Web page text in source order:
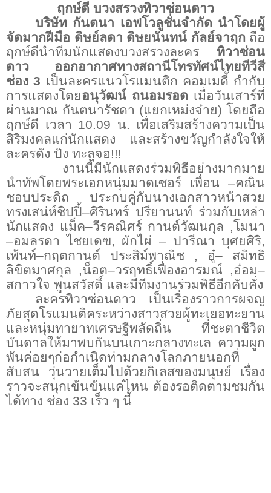
ฤกษ์ดี บวงสรวงทิวาซ่อนดาว
บริษัท กันตนา เอฟโวลูชั่นจำกัด นำโดยผู้
จัดมากฝีมือ ดิษย์ลดา ดิษยนันทน์ กัลย์จาฤก ถือ
ฤกษ์ดีนำทีมนักแสดงบวงสรวงละคร ทิวาซ่อน
ดาว ออกอากาศทางสถานีโทรทัศน์ไทยทีวีสี
ช่อง 3 เป็นละครแนวโรแมนติก คอมเมดี้ กำกับ
การแสดงโดยอนุวัฒน์ ถนอมรอด เมื่อวันเสาร์ที่
ผ่านมาณ กันตนารัชดา (แยกเหม่งจ๋าย) โดยถือ
ฤกษ์ดี เวลา 10.09 น. เพื่อเสริมสร้างความเป็น
สิริมงคลแก่นักแสดง และสร้างขวัญกำลังใจให้
ละครดัง ปัง ทะลุจอ!!!
งานนี้มีนักแสดงร่วมพิธีอย่างมากมาย
นำทัพโดยพระเอกหนุ่มมาดเซอร์ เพื่อน –คณิน
ชอบประดิถ ประกบคู่กับนางเอกสาวหน้าสวย
ทรงเสน่ห์ชิปปี้–ศิรินทร์ ปรียานนท์ ร่วมกับเหล่า
นักแสดง แม็ค–วีรคณิศร์ กานต์วัฒนกุล ,โมนา
–อมลรดา ไชยเดฃ, ผักไผ่ –ปารีณา บุศยศิริ,
เพ้นท์–กฤตกานต์ ประสิม์พาณิช , อู๋– สมิทธิ
ลิขิตมาศกุล ,น็อต–วรฤทธิ์เฟื่องอารมณ์ ,อ๋อม–
สกาวใจ พูนสวัสดิ์ และมีทีมงานร่วมพิธีอีกคับคั่ง
ละครทิวาซ่อนดาว เป็นเรื่องราวการผจญ
ภัยสุดโรแมนติคระหว่างสาวสวยผู้ทะเยอทะยาน
และหนุ่มทายาทเศรษฐีพลัดถิ่น ที่ชะตาชีวิต
บันดาลให้มาพบกันบนเกาะกลางทะเล ความผูก
พันค่อยๆก่อกำเนิดท่ามกลางโลกภายนอกที่
สับสน วุ่นวายเต็มไปด้วยกิเลสของมนุษย์ เรื่อง
ราวจะสนุกเข้นข้นแค่ไหน ต้องรอติดตามชมกัน
ได้ทาง ช่อง 33 เร็ว ๆ นี้